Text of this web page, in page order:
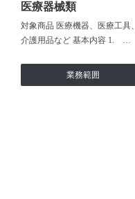
医療器械類
対象商品 医療機器、医療工具、
介護用品など 基本内容 1. …
業務範囲